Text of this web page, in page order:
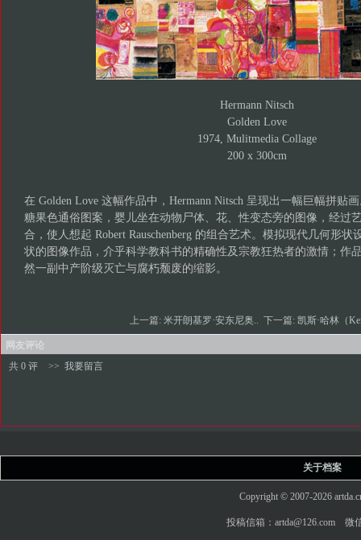
Hermann Nitsch
Golden Love
1974, Mulitmedia Collage
200 x 300cm
在 Golden Love 这幅作品中，Hermann Nitsch 呈现出一幅巨幅拼贴
糖果色通俗图案，婴儿坐在动物尸体、花、性变态旁的图像，经过
合，使人想起 Robert Rauschenberg 的组合艺术。模拟现代几何形状
状的图像作品，介乎科学教科书的精确性及宗教狂热者的激情；作
然一副中产阶级灭亡与腐朽颓废的缩影。
上一篇:米开朗基罗·安东尼奥.. 下一篇:凯斯·哈林（
网友评论
共 0 评
>> 我要留言
关于档案
Copyright © 2007-2026
投稿信箱：artda@126.com 微